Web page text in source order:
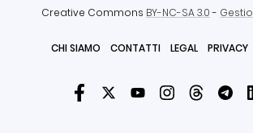
Creative Commons BY-NC-SA 3.0-
CHI SIAMO CONTATTI LEGAL PRIVACY